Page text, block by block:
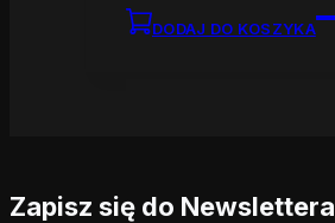
DODAJ DO KOSZYKA
Zapisz się do Newslettera